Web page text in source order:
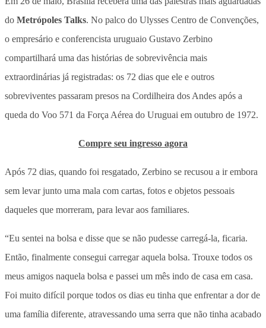
do Metrópoles Talks. No palco do Ulysses Centro de Convenções,
o empresário e conferencista uruguaio Gustavo Zerbino
compartilhará uma das histórias de sobrevivência mais
extraordinárias já registradas: os 72 dias que ele e outros
sobreviventes passaram presos na Cordilheira dos Andes após a
queda do Voo 571 da Força Aérea do Uruguai em outubro de 1972.
Compre seu ingresso agora
Após 72 dias, quando foi resgatado, Zerbino se recusou a ir embora
sem levar junto uma mala com cartas, fotos e objetos pessoais
daqueles que morreram, para levar aos familiares.
“Eu sentei na bolsa e disse que se não pudesse carregá-la, ficaria.
Então, finalmente consegui carregar aquela bolsa. Trouxe todos os
meus amigos naquela bolsa e passei um mês indo de casa em casa.
Foi muito difícil porque todos os dias eu tinha que enfrentar a dor de
uma família diferente, atravessando uma serra que não tinha acabado